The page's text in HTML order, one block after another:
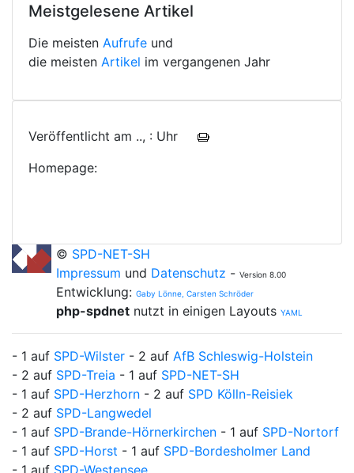
Meistgelesene Artikel
Die meisten Aufrufe und
die meisten Artikel im vergangenen Jahr
Veröffentlicht am .., : Uhr
Homepage:
© SPD-NET-SH
Impressum und Datenschutz - Version 8.00
Entwicklung: Gaby Lönne, Carsten Schröder
php-spdnet nutzt in einigen Layouts YAML
- 1 auf SPD-Wilster - 2 auf AfB Schleswig-Holstein
- 2 auf SPD-Treia - 1 auf SPD-NET-SH
- 1 auf SPD-Herzhorn - 2 auf SPD Kölln-Reisiek
- 2 auf SPD-Langwedel
- 1 auf SPD-Brande-Hörnerkirchen - 1 auf SPD-Nortorf
- 1 auf SPD-Horst - 1 auf SPD-Bordesholmer Land
- 1 auf SPD-Westensee